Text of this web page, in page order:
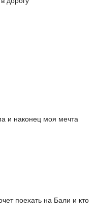
и наконец моя мечта
поехать на Бали и кто